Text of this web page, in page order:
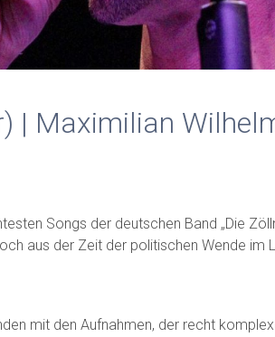
| Maximilian
Songs der deutschen Band „Die
aus der Zeit der politischen Wende im
mit den Aufnahmen, der recht